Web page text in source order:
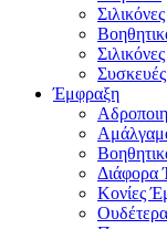
Έμφραξη
Διάφορα
Κονίες